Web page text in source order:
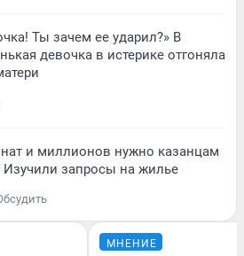
Ты зачем ее ударил?» В
девочка в истерике отгоняла
и миллионов нужно казанцам
Изучили запросы на жилье
МНЕНИЕ